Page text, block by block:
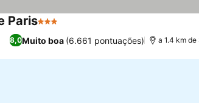
Paris3 Estrelas
8,0Muito boa (6.661 pontuações) a 1.4 km